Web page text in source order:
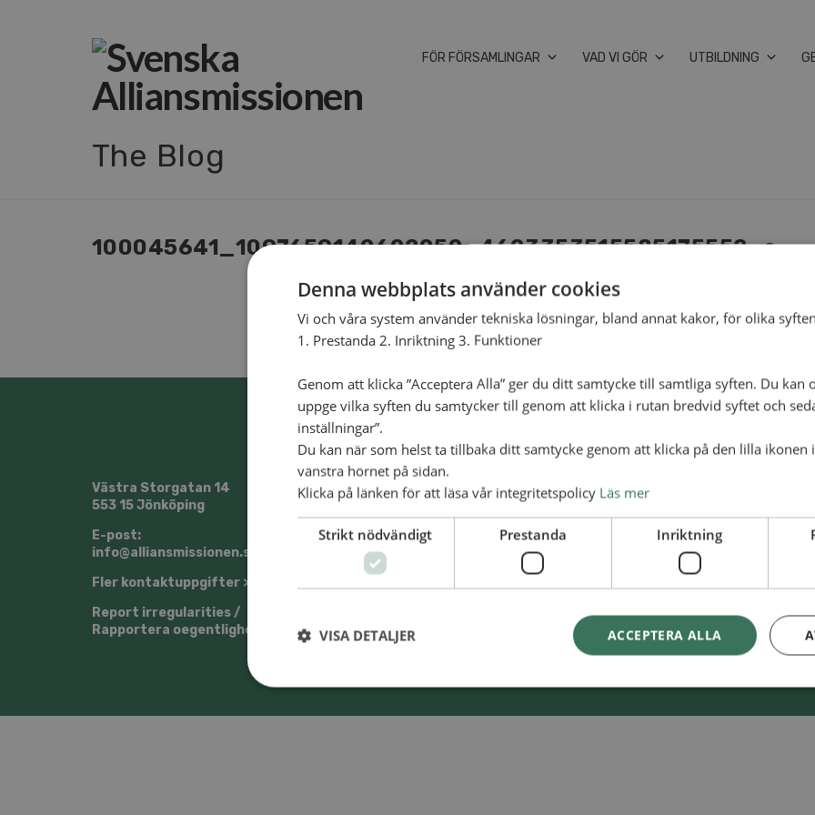
FÖR FÖRSAMLINGAR VAD VI GÖR UTBILDNING
The Blog
100045641_1097659140602050_4603353515585175552_o
Västra Storgatan 14
553 15 Jönköping
E-post:
info@alliansmissionen.se
Fler kontaktuppgifter >
Report irregularities /
Rapportera oegentligheter >
@SvenskaAlliansmissionen Swish
BG900-8590
Denna webbplats använder cookies
Vi och våra system använder tekniska lösningar, bland annat kakor, för olika
1. Prestanda 2. Inriktning 3. Funktioner
Genom att klicka ”Acceptera Alla” ger du ditt samtycke till samtliga syften. Du kan
uppge vilka syften du samtycker till genom att klicka i rutan bredvid syftet och
inställningar”.
Du kan när som helst ta tillbaka ditt samtycke genom att klicka på den lilla ikonen
vänstra hörnet på sidan.
Klicka på länken för att läsa vår integritetspolicy Läs mer
Strikt nödvändigt Prestanda Inriktning
ACCEPTERA ALLA
VISA DETALJER